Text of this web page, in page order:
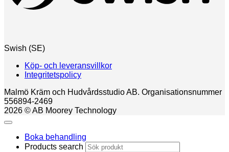
Swish (SE)
Köp- och leveransvillkor
Integritetspolicy
Malmö Kräm och Hudvårdsstudio AB. Organisationsnummer
556894-2469
2026 © AB Moorey Technology
Boka behandling
Products search